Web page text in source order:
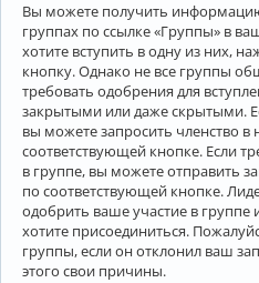
Вы можете получить
группах по ссылке «Группы» в
хотите вступить в одну из них,
кнопку. Однако не все группы
требовать одобрения для
закрытыми или даже скрытыми.
вы можете запросить членство в
соответствующей кнопке. Если
в группе, вы можете отправить
по соответствующей кнопке.
одобрить ваше участие в
хотите присоединиться.
группы, если он отклонил ваш
этого свои причины.